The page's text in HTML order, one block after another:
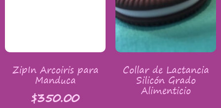
ZipIn Arcoiris para
Manduca
$350.00
Collar de Lactancia
Silicón Grado
Alimenticio